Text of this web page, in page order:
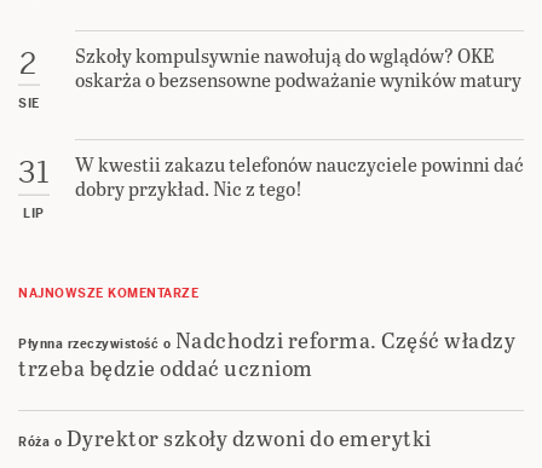
2
SIE
Szkoły kompulsywnie nawołują do wglądów? OKE
oskarża o bezsensowne podważanie wyników matury
31
LIP
W kwestii zakazu telefonów nauczyciele powinni dać
dobry przykład. Nic z tego!
NAJNOWSZE KOMENTARZE
Płynna rzeczywistość o Nadchodzi reforma. Część władzy
trzeba będzie oddać uczniom
Róża o Dyrektor szkoły dzwoni do emerytki